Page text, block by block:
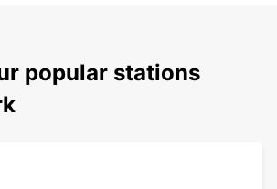
popular stations